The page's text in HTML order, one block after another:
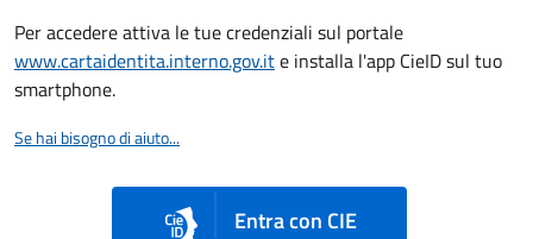
Per accedere attiva le tue credenziali sul portale
www.cartaidentita.interno.gov.ite installa l'app CieID sul tuo
smartphone.
Se hai bisogno di aiuto...
Entra con CIE